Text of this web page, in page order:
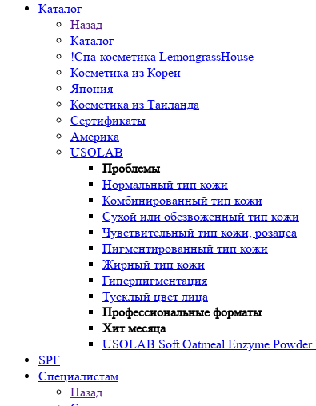
Каталог
Назад
Каталог
!Спа-косметика LemongrassHouse
Косметика из Кореи
Япония
Косметика из Таиланда
Сертификаты
Америка
USOLAB
Проблемы
Нормальный тип кожи
Комбинированный тип кожи
Сухой или обезвоженный тип кожи
Чувствительный тип кожи, розацеа
Пигментированный тип кожи
Жирный тип кожи
Гиперпигментация
Тусклый цвет лица
Профессиональные форматы
Хит месяца
USOLAB Soft Oatmeal Enzyme Powder
SPF
Специалистам
Назад